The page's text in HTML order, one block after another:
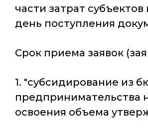
части затрат
день поступления
Срок приема заявок
1. "субсидирование из
предпринимательства
освоения объема